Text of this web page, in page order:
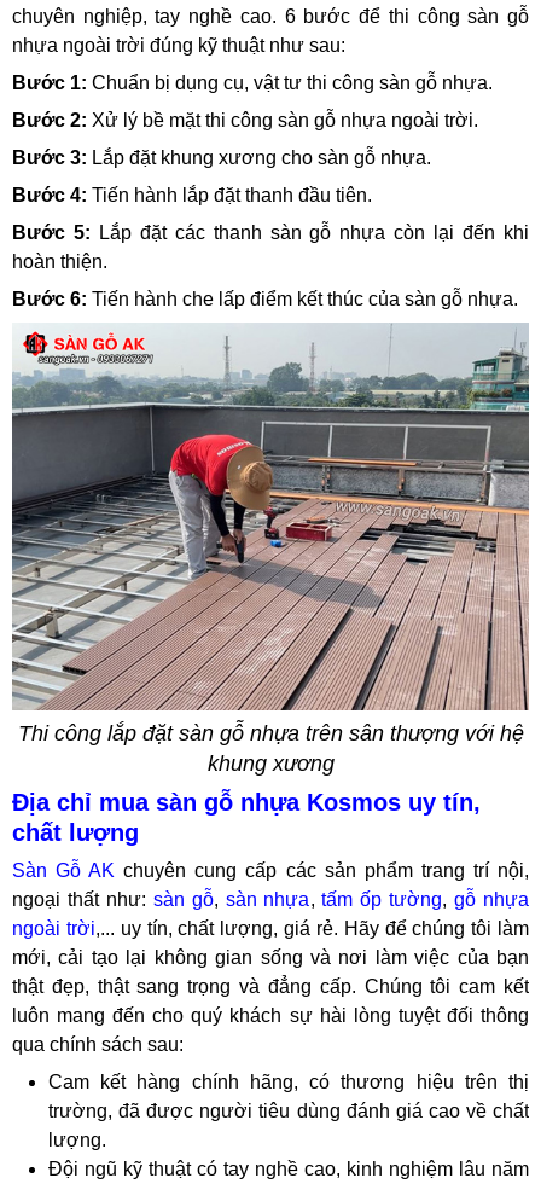
chuyên nghiệp, tay nghề cao. 6 bước để thi công sàn gỗ
nhựa ngoài trời đúng kỹ thuật như sau:
Bước 1: Chuẩn bị dụng cụ, vật tư thi công sàn gỗ nhựa.
Bước 2: Xử lý bề mặt thi công sàn gỗ nhựa ngoài trời.
Bước 3: Lắp đặt khung xương cho sàn gỗ nhựa.
Bước 4: Tiến hành lắp đặt thanh đầu tiên.
Bước 5: Lắp đặt các thanh sàn gỗ nhựa còn lại đến khi
hoàn thiện.
Bước 6: Tiến hành che lấp điểm kết thúc của sàn gỗ nhựa.
Thi công lắp đặt sàn gỗ nhựa trên sân thượng với hệ
khung xương
Địa chỉ mua sàn gỗ nhựa Kosmos uy tín,
chất lượng
Sàn Gỗ AK chuyên cung cấp các sản phẩm trang trí nội,
ngoại thất như: sàn gỗ, sàn nhựa,tấm ốp tường,gỗ nhựa
ngoài trời,... uy tín, chất lượng, giá rẻ. Hãy để chúng tôi làm
mới, cải tạo lại không gian sống và nơi làm việc của bạn
thật đẹp, thật sang trọng và đẳng cấp. Chúng tôi cam kết
luôn mang đến cho quý khách sự hài lòng tuyệt đối thông
qua chính sách sau:
Cam kết hàng chính hãng, có thương hiệu trên thị
trường, đã được người tiêu dùng đánh giá cao về chất
lượng.
Đội ngũ kỹ thuật có tay nghề cao, kinh nghiệm lâu năm